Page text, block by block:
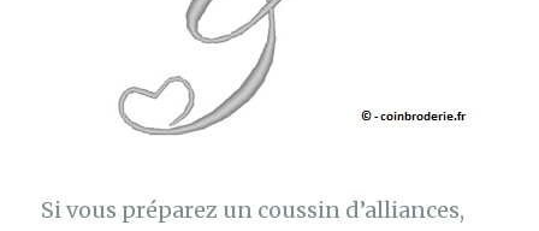
Si vous préparez un coussin d’alliances,